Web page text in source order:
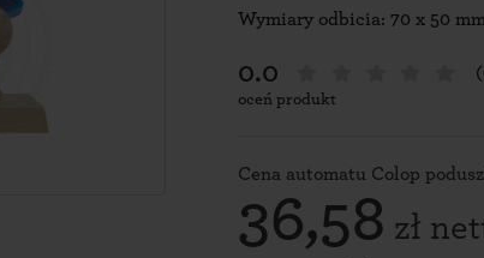
Wymiary odbicia: 70 x 50 mm
0.0
oceń produkt
Cena automatu Colop
36,58 zł